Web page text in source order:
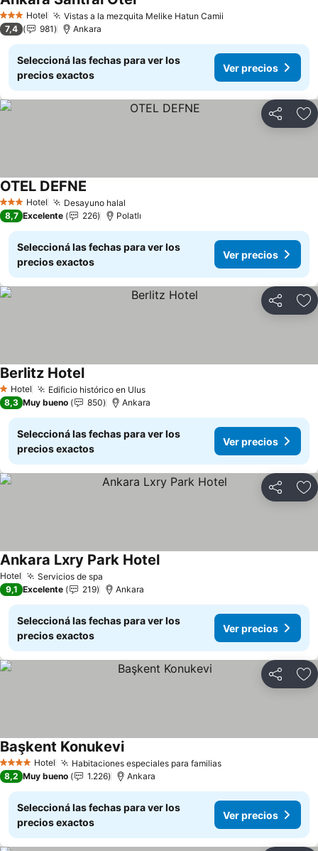
3 Estrellas
Hotel Vistas a la mezquita Melike Hatun Camii
Ver precios
7,4 981 Ankara
Seleccioná las fechas para ver los
precios exactos
Ver precios
Compartir
3 Estrellas
Hotel Desayuno halal
OTEL DEFNE
8,7 Excelente 226 Polatlı
Seleccioná las fechas para ver los
precios exactos
Ver precios
Compartir
1 Estrellas
Hotel Edificio histórico en UlusVer precios
Berlitz HotelVer precios
8,3 Muy bueno 850 Ankara
Seleccioná las fechas para ver los
precios exactos
Ver precios
Compartir
Hotel Servicios de spa
Ankara Lxry Park HotelVer precios
9,1 Excelente 219 Ankara
Seleccioná las fechas para ver los
precios exactos
Ver precios
Compartir
4 EstrellasHotel Habitaciones especiales para familiasVer precios
Başkent KonukeviVer precios
8,2 Muy bueno 1.226 Ankara
Seleccioná las fechas para ver los
precios exactos
Ver precios